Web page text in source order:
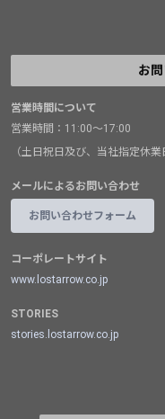
お
営業時間について
営業時間：11:00～17:00
（土日祝日及び、当社指定休業
メールによるお問い合わせ
お問い合わせフォーム
コーポレートサイト
www.lostarrow.co.jp
STORIES
stories.lostarrow.co.jp